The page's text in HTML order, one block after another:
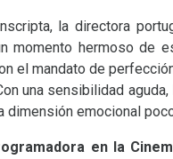
la directora
momento hermoso de
el mandato de
una sensibilidad
dimensión emocional
en la